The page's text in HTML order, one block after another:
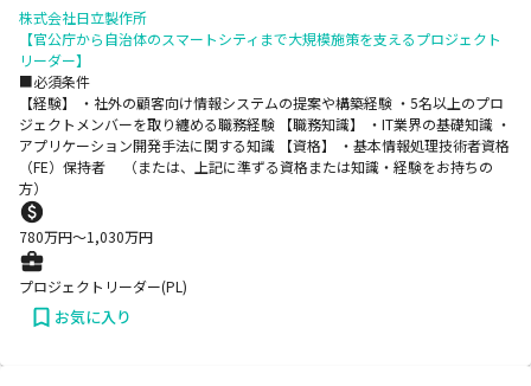
株式会社日立製作所
【官公庁から自治体のスマートシティまで大規模施策を支えるプロジェクト
リーダー】
■必須条件
【経験】 ・社外の顧客向け情報システムの提案や構築経験 ・5名以上のプロ
ジェクトメンバーを取り纏める職務経験 【職務知識】 ・IT業界の基礎知識 ・
アプリケーション開発手法に関する知識 【資格】 ・基本情報処理技術者資格
（FE）保持者 （または、上記に準ずる資格または知識・経験をお持ちの
方）
780万円〜1,030万円
プロジェクトリーダー(PL)
お気に入り